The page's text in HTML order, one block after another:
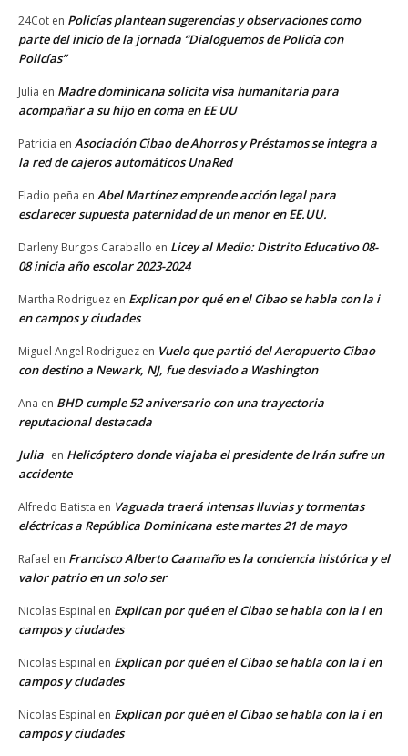
24Cot en Policías plantean sugerencias y observaciones como
parte del inicio de la jornada “Dialoguemos de Policía con
Policías”
Julia en Madre dominicana solicita visa humanitaria para
acompañar a su hijo en coma en EE UU
Patricia en Asociación Cibao de Ahorros y Préstamos se integra a
la red de cajeros automáticos UnaRed
Eladio peña en Abel Martínez emprende acción legal para
esclarecer supuesta paternidad de un menor en EE.UU.
Darleny Burgos Caraballo en Licey al Medio: Distrito Educativo 08-
08 inicia año escolar 2023-2024
Martha Rodriguez en Explican por qué en el Cibao se habla con la i
en campos y ciudades
Miguel Angel Rodriguez en Vuelo que partió del Aeropuerto Cibao
con destino a Newark, NJ, fue desviado a Washington
Ana en BHD cumple 52 aniversario con una trayectoria
reputacional destacada
Julia en Helicóptero donde viajaba el presidente de Irán sufre un
accidente
Alfredo Batista en Vaguada traerá intensas lluvias y tormentas
eléctricas a República Dominicana este martes 21 de mayo
Rafael en Francisco Alberto Caamaño es la conciencia histórica y el
valor patrio en un solo ser
Nicolas Espinal en Explican por qué en el Cibao se habla con la i en
campos y ciudades
Nicolas Espinal en Explican por qué en el Cibao se habla con la i en
campos y ciudades
Nicolas Espinal en Explican por qué en el Cibao se habla con la i en
campos y ciudades